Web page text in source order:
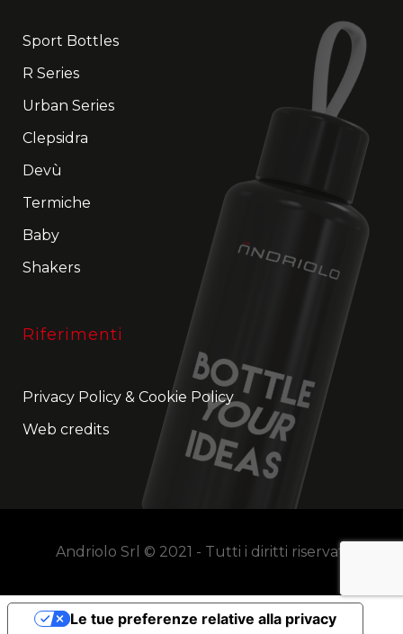
Sport Bottles
R Series
Urban Series
Clepsidra
Devù
Termiche
Baby
Shakers
Riferimenti
Privacy Policy & Cookie Policy
Web credits
Andriolo Srl © 2021 - Tutti i diritti riservati
Le tue preferenze relative alla privacy